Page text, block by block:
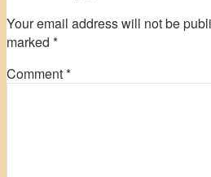
Your email address will not be
marked *
Comment*